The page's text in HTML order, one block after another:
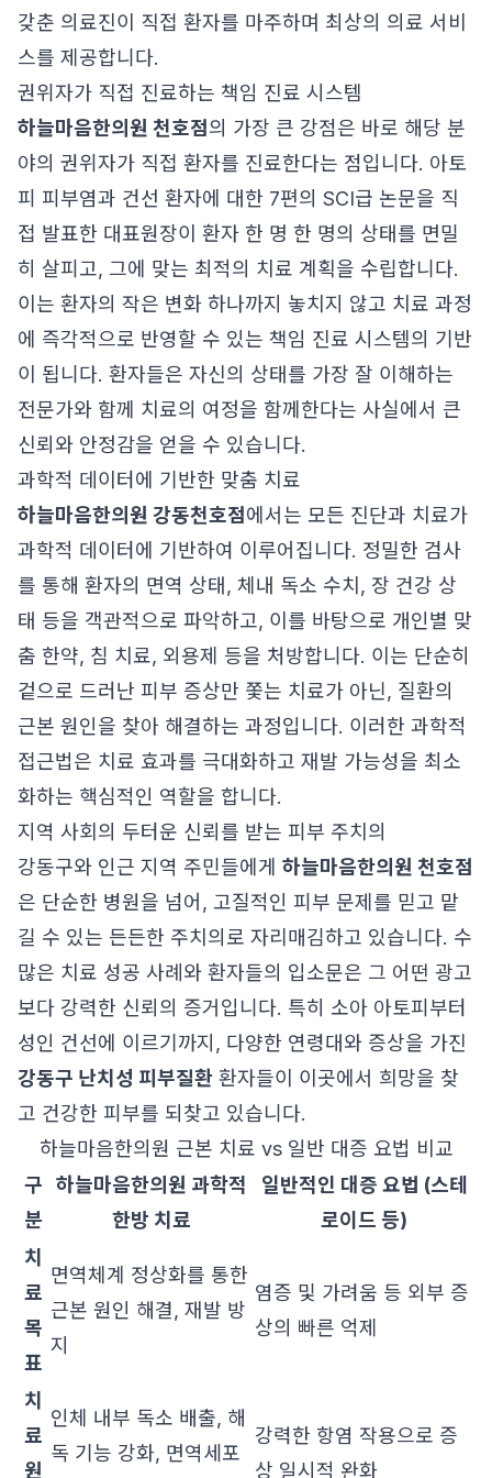
갖춘 의료진이 직접 환자를 마주하며 최상의 의료 서비
스를 제공합니다.
권위자가 직접 진료하는 책임 진료 시스템
하늘마음한의원 천호점의 가장 큰 강점은 바로 해당 분
야의 권위자가 직접 환자를 진료한다는 점입니다. 아토
피 피부염과 건선 환자에 대한 7편의 SCI급 논문을 직
접 발표한 대표원장이 환자 한 명 한 명의 상태를 면밀
히 살피고, 그에 맞는 최적의 치료 계획을 수립합니다.
이는 환자의 작은 변화 하나까지 놓치지 않고 치료 과정
에 즉각적으로 반영할 수 있는 책임 진료 시스템의 기반
이 됩니다. 환자들은 자신의 상태를 가장 잘 이해하는
전문가와 함께 치료의 여정을 함께한다는 사실에서 큰
신뢰와 안정감을 얻을 수 있습니다.
과학적 데이터에 기반한 맞춤 치료
하늘마음한의원 강동천호점에서는 모든 진단과 치료가
과학적 데이터에 기반하여 이루어집니다. 정밀한 검사
를 통해 환자의 면역 상태, 체내 독소 수치, 장 건강 상
태 등을 객관적으로 파악하고, 이를 바탕으로 개인별 맞
춤 한약, 침 치료, 외용제 등을 처방합니다. 이는 단순히
겉으로 드러난 피부 증상만 쫓는 치료가 아닌, 질환의
근본 원인을 찾아 해결하는 과정입니다. 이러한 과학적
접근법은 치료 효과를 극대화하고 재발 가능성을 최소
화하는 핵심적인 역할을 합니다.
지역 사회의 두터운 신뢰를 받는 피부 주치의
강동구와 인근 지역 주민들에게 하늘마음한의원 천호점
은 단순한 병원을 넘어, 고질적인 피부 문제를 믿고 맡
길 수 있는 든든한 주치의로 자리매김하고 있습니다. 수
많은 치료 성공 사례와 환자들의 입소문은 그 어떤 광고
보다 강력한 신뢰의 증거입니다. 특히 소아 아토피부터
성인 건선에 이르기까지, 다양한 연령대와 증상을 가진
강동구 난치성 피부질환 환자들이 이곳에서 희망을 찾
고 건강한 피부를 되찾고 있습니다.
하늘마음한의원 근본 치료 vs 일반 대증 요법 비교
구
분
하늘마음한의원 과학적
한방 치료
일반적인 대증 요법 (스테
로이드 등)
치
료
목
표
면역체계 정상화를 통한
근본 원인 해결, 재발 방
지
염증 및 가려움 등 외부 증
상의 빠른 억제
치
료
원
인체 내부 독소 배출, 해
독 기능 강화, 면역세포
강력한 항염 작용으로 증
상 일시적 완화